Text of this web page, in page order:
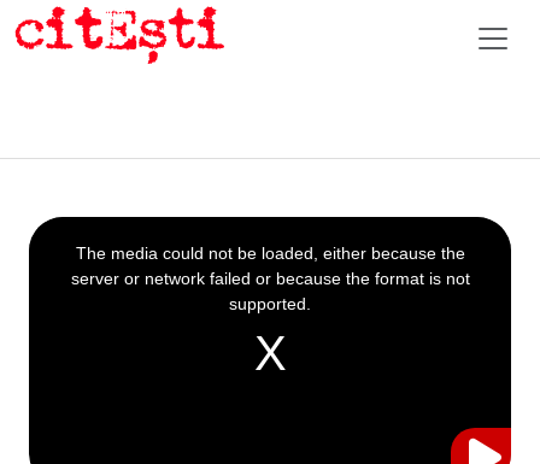
This
is
a
The media could not be loaded, either because the
server or network failed or because the format is not
supported.